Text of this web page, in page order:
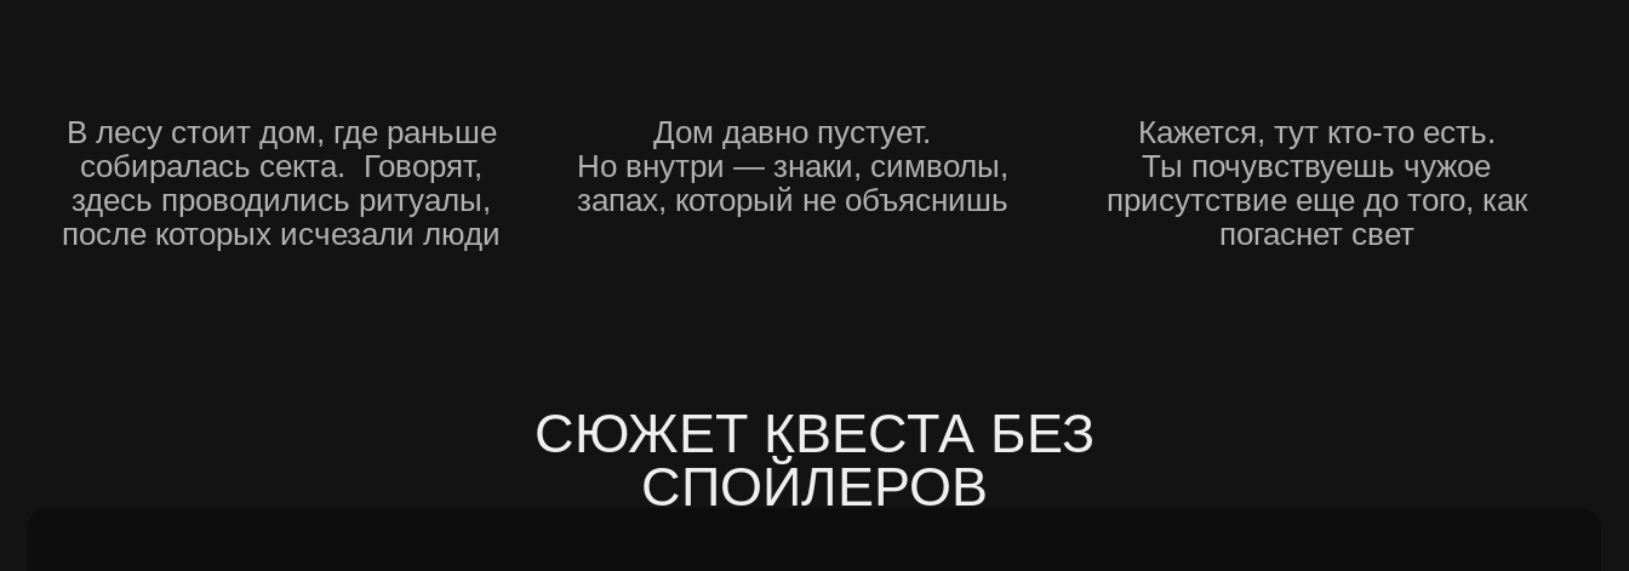
(Исследование легенды)
01.
(Ты внутри круга)
Ты изучаешь комнату за комнатой. Находишь
странные символы, следы воска, книги с рваными